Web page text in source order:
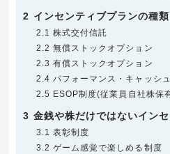
2 インセンティブプランの種類
2.1 株式交付信託
2.2 無償ストックオプション
2.3 有償ストックオプション
2.4 パフォーマンス・キャッシュ
2.5 ESOP制度(従業員自社株保
3 金銭や株だけではないイン
3.1 表彰制度
3.2 ゲーム感覚で楽しめる制度